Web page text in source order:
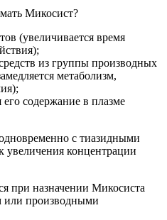
(увеличивается время
из группы производных
метаболизм,
содержание в плазме
с тиазидными
увеличения концентрации
при назначении Микосиста
или производными